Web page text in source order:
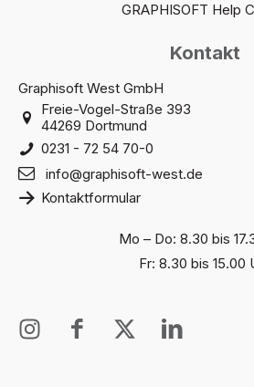
GRAPHISOFT Help
Kontakt
Graphisoft West GmbH
Freie-Vogel-Straße 393
44269 Dortmund
0231 - 72 54 70-0
info@graphisoft-west.de
Kontaktformular
Mo – Do: 8.30 bis
Fr: 8.30 bis 15.00
I
I
X
I